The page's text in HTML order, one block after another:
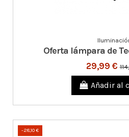
Oferta lámpara de
29,99 €
Añadir al
-28,10 €